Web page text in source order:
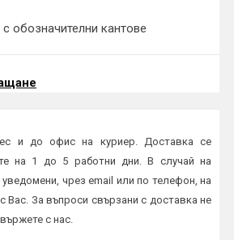
обозначителни кантове
и до офис на куриер. Доставка се
на 1 до 5 работни дни. В случай на
чрез email или по телефон, на
Вас. За въпроси свързани с доставка не
с нас.